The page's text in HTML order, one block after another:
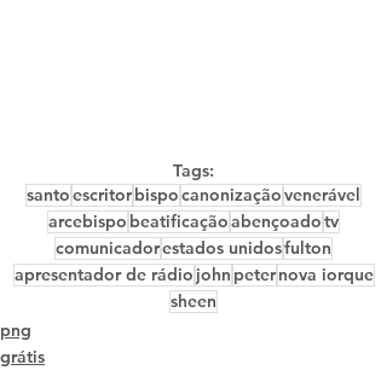
Tags:
santoescritorbispocanonizaçãovenerável
arcebispo beatificaçãoabençoadotv
comunicadorestados unidosfulton
apresentador de rádio john peternova iorque
sheen
png
grátis